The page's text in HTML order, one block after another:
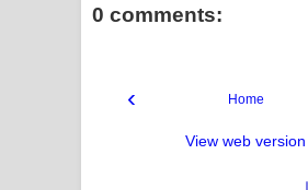
0 comments:
‹ Home
View web version